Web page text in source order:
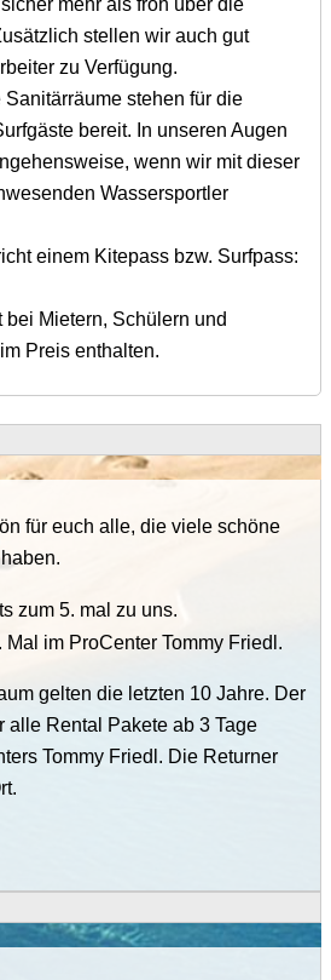
stellen wir auch gut
zu Verfügung.
stehen für die
bereit. In unseren Augen
wenn wir mit dieser
Wassersportler
einem Kitepass bzw. Surfpass:
bei Mietern, Schülern und
Preis enthalten.
für euch alle, die viele schöne
zum 5. mal zu uns.
Mal im ProCenter Tommy Friedl.
gelten die letzten 10 Jahre. Der
alle Rental Pakete ab 3 Tage
Tommy Friedl. Die Returner